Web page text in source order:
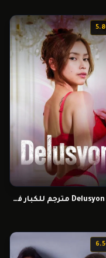
5.8
فيلم Delusyon مترجم للكبار فقط
6.5